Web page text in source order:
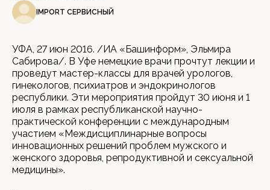
IMPORT СЕРВИСНЫЙ
УФА, 27 июн 2016. /ИА «Башинформ», Эльмира
Сабирова/. В Уфе немецкие врачи прочтут лекции и
проведут мастер-классы для врачей урологов,
гинекологов, психиатров и эндокринологов
республики. Эти мероприятия пройдут 30 июня и 1
июля в рамках республиканской научно-
практической конференции с международным
участием «Междисциплинарные вопросы
инновационных решений проблем мужского и
женского здоровья, репродуктивной и сексуальной
медицины».